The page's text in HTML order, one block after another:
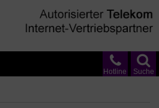
Suche
Hotline